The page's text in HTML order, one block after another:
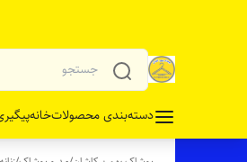
دسته‌بندی محصولاتخانه